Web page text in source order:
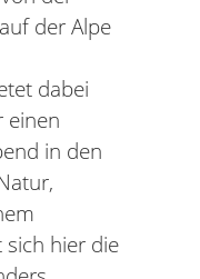
der Alpe
dabei
einen
in den
sich hier die